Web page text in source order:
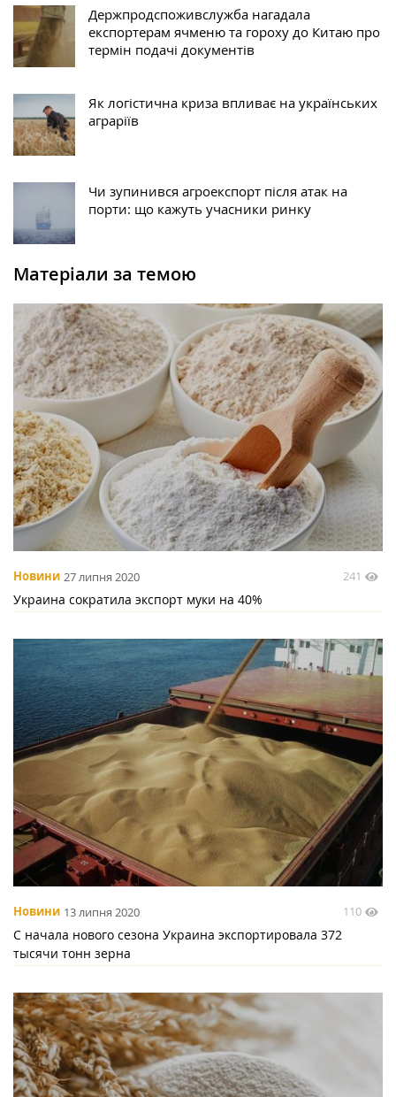
Держпродспоживслужба нагадала
експортерам ячменю та гороху до Китаю про
термін подачі документів
Як логістична криза впливає на українських
аграріїв
Чи зупинився агроекспорт після атак на
порти: що кажуть учасники ринку
Матеріали за темою
Новини 27 липня 2020 241
Украина сократила экспорт муки на 40%
Новини 13 липня 2020 110
С начала нового сезона Украина экспортировала 372
тысячи тонн зерна